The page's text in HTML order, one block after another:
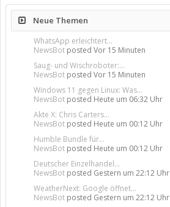
Neue Themen
WhatsApp erleichtert...
NewsBot posted Vor 15 Minuten
Saug- und Wischroboter:...
NewsBot posted Vor 15 Minuten
Windows 11 gegen Linux: Was...
NewsBot posted Heute um 06:32 Uhr
Akte X: Chris Carters...
NewsBot posted Heute um 00:12 Uhr
Humble Bundle für...
NewsBot posted Heute um 00:12 Uhr
Deutscher Einzelhandel...
NewsBot posted Gestern um 22:12 Uhr
WeatherNext: Google öffnet...
NewsBot posted Gestern um 22:12 Uhr